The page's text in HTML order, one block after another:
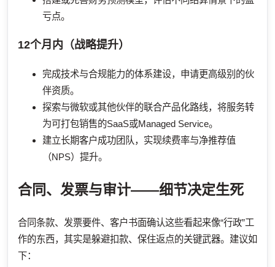
亏点。
12个月内（战略提升）
完成技术与合规能力的体系建设，申请更高级别的伙
伴资质。
探索与微软或其他伙伴的联合产品化路线，将服务转
为可打包销售的SaaS或Managed Service。
建立长期客户成功团队，实现续费率与净推荐值
（NPS）提升。
合同、发票与审计——细节决定生死
合同条款、发票要件、客户书面确认这些看起来像“行政”工
作的东西，其实是躲避扣款、保住返点的关键武器。建议如
下：